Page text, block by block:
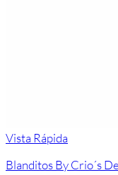
Vista Rápida
Blanditos By Crio´s